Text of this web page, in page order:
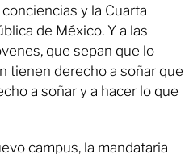
y la Cuarta
de México. Y a las
que sepan que lo
tienen derecho a soñar que
a soñar y a hacer lo que
campus, la mandataria